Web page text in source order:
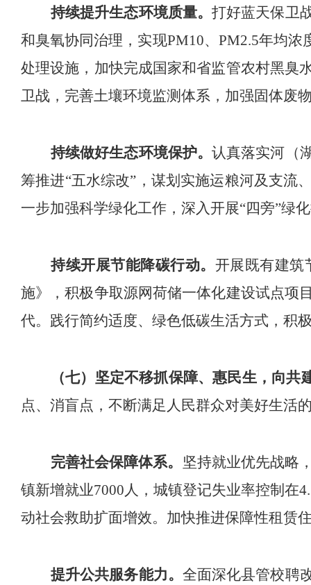
持续提升生态环境质量。打好蓝天保卫
和臭氧协同治理 ， 实现PM10、 PM2.5年均浓
处理设施，加快完成国家和省监管农村黑臭
卫战，完善土壤环境监测体系，加强固体废
持续做好生态环境保护。认真落实河（
筹推进“五水综改” ，谋划实施运粮河及支流
一步加强科学绿化工作，深入开展“四旁”绿
持续开展节能降碳行动。 开展既有建筑
施》，积极争取源网荷储一体化建设试点项
代。 践行简约适度、绿色低碳生活方式，积
（七）坚定不移抓保障、惠民生，向共
点、消盲点，不断满足人民群众对美好生活
完善社会保障体系。
坚持就业优先战略
镇新增就业7000人，城镇登记失业率控制在4
动社会救助扩面增效。加快推进保障性租赁
提升公共服务能力。 全面深化县管校聘